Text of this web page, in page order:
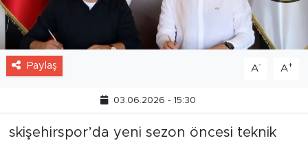
Paylaş A- A+
03.06.2026 - 15:30
skişehirspor’da yeni sezon öncesi teknik